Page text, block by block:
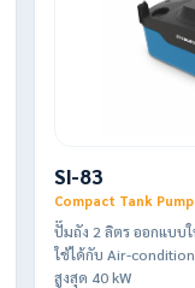
SI-83
Compact Tank Pump
ปั๊มถัง 2 ลิตร ออกแบบ
ใช้ได้กับ Air-
สูงสุด 40 kW